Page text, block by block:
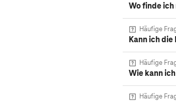
Wo finde
Häufige
Kann ich
Häufige
Wie kann
Häufige